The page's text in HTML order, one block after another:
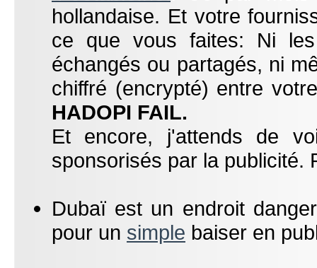
hollandaise. Et votre
ce que vous faites: Ni
échangés ou partagés, ni
chiffré (encrypté) entre
HADOPI FAIL.
Et encore, j'attends de
sponsorisés par la publicité.
Dubaï est un endroit
pour un simple baiser en